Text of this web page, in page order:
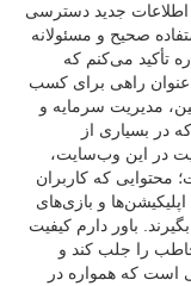
اطلاعات جدید دسترسی
صحیح و مسئولانه
تأکید می‌کنم که
راهی برای کسب
مدیریت سرمایه و
در بسیاری از
در این وب‌سایت،
محتوایی که کاربران
و بازی‌های
باور دارم کیفیت
را جلب کند و
است که همواره در